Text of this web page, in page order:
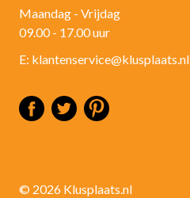
Maandag - Vrijdag
09.00 - 17.00 uur
E: klantenservice@klusplaats.nl
© 2026 Klusplaats.nl